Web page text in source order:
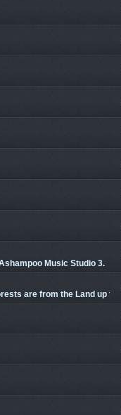
Music Studio 3.
are from the Land up to